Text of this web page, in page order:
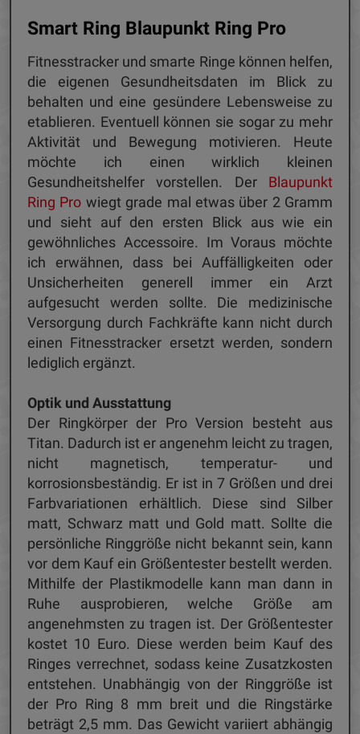
Smart Ring Blaupunkt Ring Pro
Fitnesstracker und smarte Ringe können helfen,
die eigenen Gesundheitsdaten im Blick zu
behalten und eine gesündere Lebensweise zu
etablieren. Eventuell können sie sogar zu mehr
Aktivität und Bewegung motivieren. Heute
möchte ich einen wirklich kleinen
Gesundheitshelfer vorstellen. Der Blaupunkt
Ring Pro wiegt grade mal etwas über 2 Gramm
und sieht auf den ersten Blick aus wie ein
gewöhnliches Accessoire. Im Voraus möchte
ich erwähnen, dass bei Auffälligkeiten oder
Unsicherheiten generell immer ein Arzt
aufgesucht werden sollte. Die medizinische
Versorgung durch Fachkräfte kann nicht durch
einen Fitnesstracker ersetzt werden, sondern
lediglich ergänzt.
Optik und Ausstattung
Der Ringkörper der Pro Version besteht aus
Titan. Dadurch ist er angenehm leicht zu tragen,
nicht magnetisch, temperatur- und
korrosionsbeständig. Er ist in 7 Größen und drei
Farbvariationen erhältlich. Diese sind Silber
matt, Schwarz matt und Gold matt. Sollte die
persönliche Ringgröße nicht bekannt sein, kann
vor dem Kauf ein Größentester bestellt werden.
Mithilfe der Plastikmodelle kann man dann in
Ruhe ausprobieren, welche Größe am
angenehmsten zu tragen ist. Der Größentester
kostet 10 Euro. Diese werden beim Kauf des
Ringes verrechnet, sodass keine Zusatzkosten
entstehen. Unabhängig von der Ringgröße ist
der Pro Ring 8 mm breit und die Ringstärke
beträgt 2,5 mm. Das Gewicht variiert abhängig